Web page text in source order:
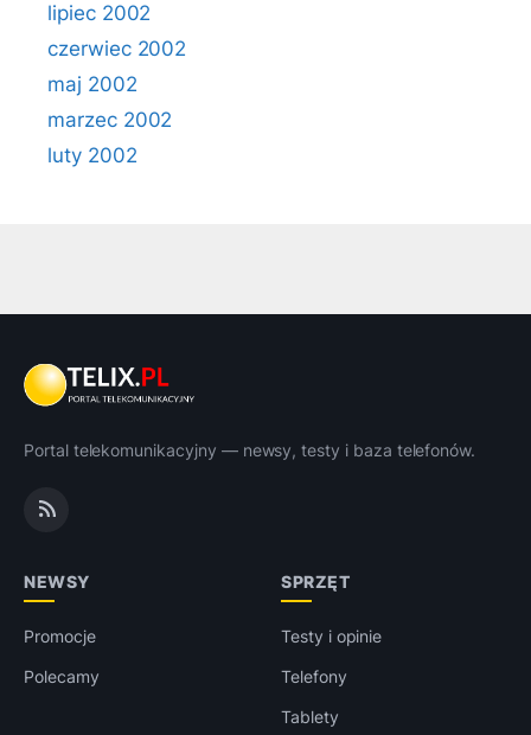
lipiec 2002
czerwiec 2002
maj 2002
marzec 2002
luty 2002
Portal telekomunikacyjny — newsy, testy i baza telefonów.
NEWSY
Promocje
Polecamy
SPRZĘT
Testy i opinie
Telefony
Tablety